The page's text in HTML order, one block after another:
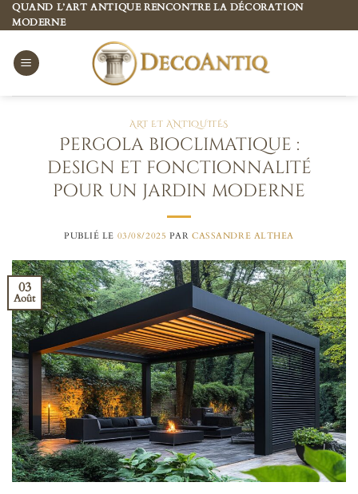
Passer
au
contenu
QUAND L’ART ANTIQUE RENCONTRE LA DÉCORATION
MODERNE
ART ET ANTIQUITÉS
Pergola bioclimatique :
design et fonctionnalité
pour un jardin moderne
PUBLIÉ LE 03/08/2025 PARCASSANDRE ALTHEA
03
Août